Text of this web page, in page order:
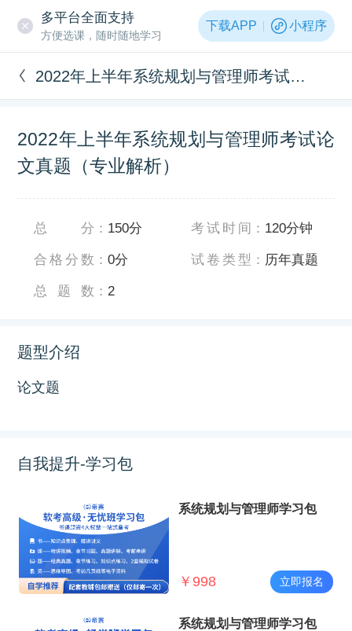
多平台全面支持
方便选课，随时随地学习
下载APP 小程序
2022年上半年系统规划与管理师考试论文真题（专业解析）
2022年上半年系统规划与管理师考试论
文真题（专业解析）
总分 ： 150分
合格分数 ：0分
总题数 ： 2
考试时间 ： 120分钟
试卷类型 ： 历年真题
题型介绍
论文题
自我提升-学习包
系统规划与管理师学习包
￥ 998 立即报名
系统规划与管理师学习包